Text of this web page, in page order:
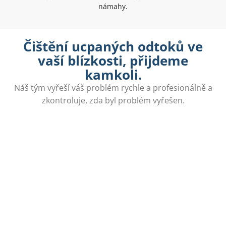
námahy.
Čištění ucpaných odtoků ve
vaší blízkosti, přijdeme
kamkoli.
Náš tým vyřeší váš problém rychle a profesionálně a
zkontroluje, zda byl problém vyřešen.